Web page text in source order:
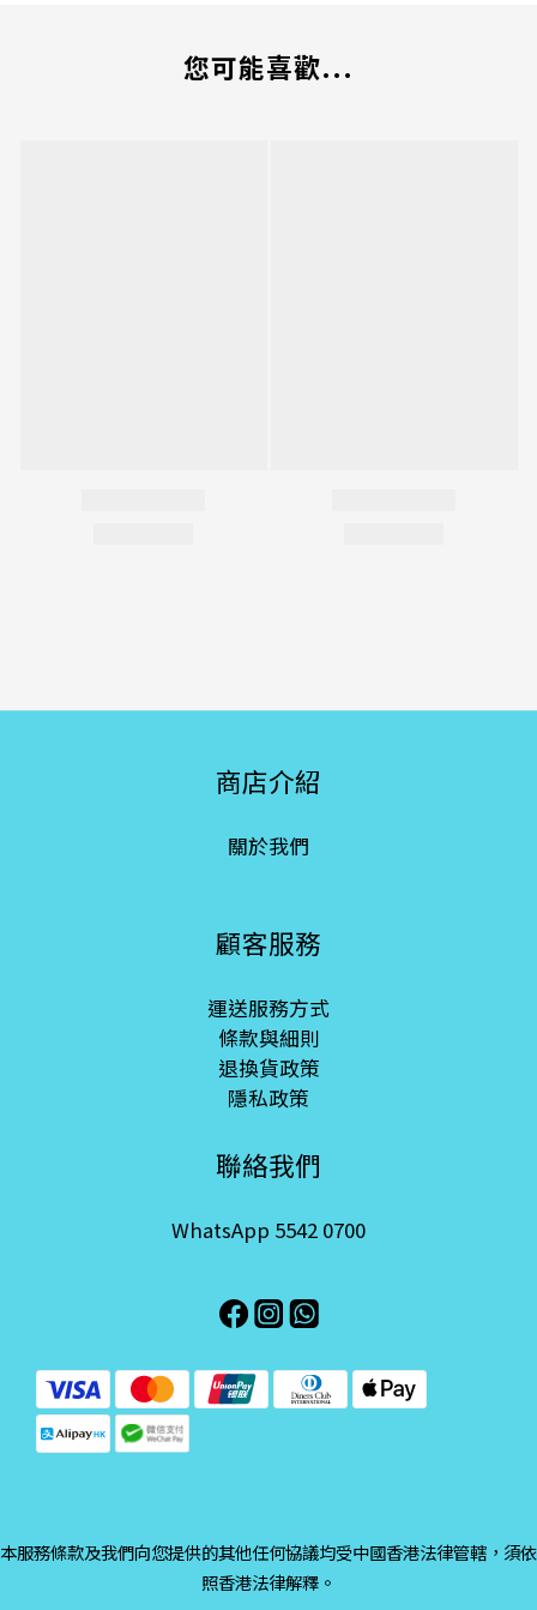
您可能喜歡...
商店介紹
關於我們
顧客服務
運送服務方式
條款與細則
退換貨政策
隱私政策
聯絡我們
WhatsApp 5542 0700
本服務條款及我們向您提供的其他任何協議均受中國香港法律管轄，須依
照香港法律解釋。